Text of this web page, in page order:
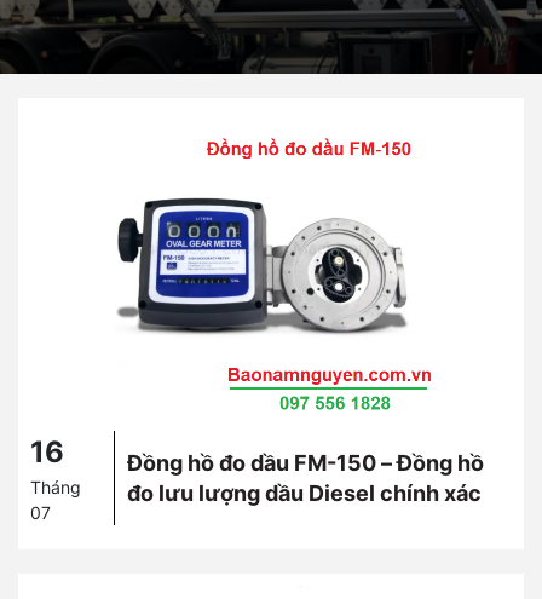
16
Tháng
07
Đồng hồ đo dầu FM-150 – Đồng hồ
đo lưu lượng dầu Diesel chính xác